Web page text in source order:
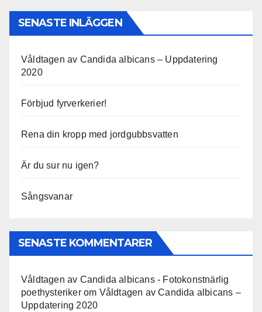
SENASTE INLÄGGEN
Våldtagen av Candida albicans – Uppdatering
2020
Förbjud fyrverkerier!
Rena din kropp med jordgubbsvatten
Är du sur nu igen?
Sångsvanar
SENASTE KOMMENTARER
Våldtagen av Candida albicans - Fotokonstnärlig
poethysterikerom Våldtagen av Candida albicans –
Uppdatering 2020